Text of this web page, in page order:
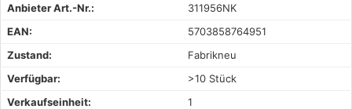
Anbieter Art.-Nr.:
311956NK
EAN:
5703858764951
Zustand:
Fabrikneu
Verfügbar:
>10 Stück
Verkaufseinheit:
1